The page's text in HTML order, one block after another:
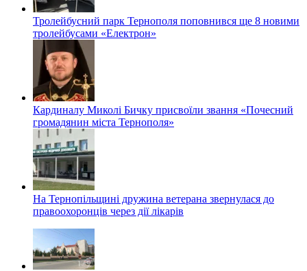
Тролейбусний парк Тернополя поповнився ще 8 новими
тролейбусами «Електрон»
Кардиналу Миколі Бичку присвоїли звання «Почесний
громадянин міста Тернополя»
На Тернопільщині дружина ветерана звернулася до
правоохоронців через дії лікарів